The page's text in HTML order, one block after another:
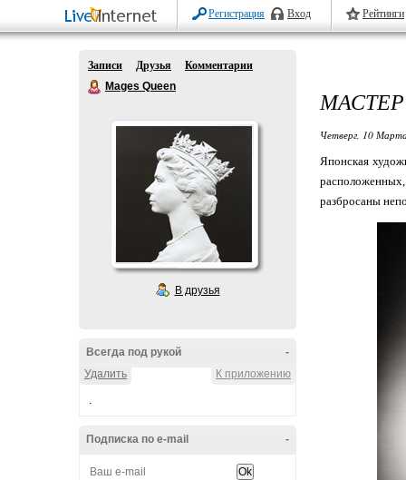
Регистрация Вход Рейтинги
Записи Друзья
Комментарии
Mages Queen
В друзья
-
Всегда под рукой
К приложению
Удалить
.
-
Подписка по e-mail
Четверг, 10
Японская
разбросаны